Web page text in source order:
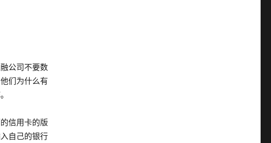
公司不要数
们为什么有
信用卡的版
自己的银行